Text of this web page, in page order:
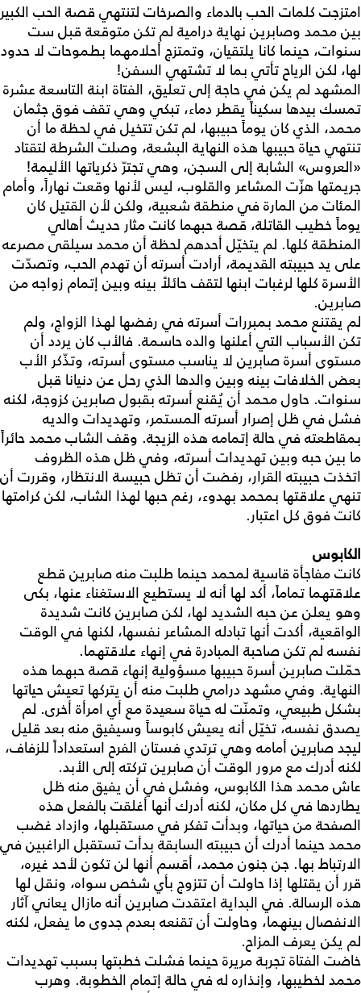
امتزجت كلمات الحب بالدماء والصرخات لتنتهي قصة الحب الكبير
بين محمد وصابرين نهاية درامية لم تكن متوقعة قبل ست
سنوات، حينما كانا يلتقيان، وتمتزج أحلامهما بطموحات لا حدود
لها، لكن الرياح تأتي بما لا تشتهي السفن!
المشهد لم يكن في حاجة إلى تعليق، الفتاة ابنة التاسعة عشرة
تمسك بيدها سكيناً يقطر دماء، تبكي وهي تقف فوق جثمان
محمد، الذي كان يوماً حبيبها، لم تكن تتخيل في لحظة ما أن
تنتهي حياة حبيبها هذه النهاية البشعة، وصلت الشرطة لتقتاد
«العروس» الشابة إلى السجن، وهي تجترّ ذكرياتها الأليمة!
جريمتها هزّت المشاعر والقلوب، ليس لأنها وقعت نهاراً، وأمام
المئات من المارة في منطقة شعبية، ولكن لأن القتيل كان
يوماً خطيب القاتلة، قصة حبهما كانت مثار حديث أهالي
المنطقة كلها. لم يتخيّل أحدهم لحظة أن محمد سيلقى مصرعه
على يد حبيبته القديمة، أرادت أسرته أن تهدم الحب، وتصدّت
الأسرة كلها لرغبات ابنها لتقف حائلاً بينه وبين إتمام زواجه من
صابرين.
لم يقتنع محمد بمبررات أسرته في رفضها لهذا الزواج، ولم
تكن الأسباب التي أعلنها والده حاسمة. فالأب كان يردد أن
مستوى أسرة صابرين لا يناسب مستوى أسرته، وتذّكر الأب
بعض الخلافات بينه وبين والدها الذي رحل عن دنيانا قبل
سنوات. حاول محمد أن يُقنع أسرته بقبول صابرين كزوجة، لكنه
فشل في ظل إصرار أسرته المستمر، وتهديدات والديه
بمقاطعته في حالة إتمامه هذه الزيجة. وقف الشاب محمد حائراً
ما بين حبه وبين تهديدات أسرته، وفي ظل هذه الظروف
اتخذت حبيبته القرار، رفضت أن تظل حبيسة الانتظار، وقررت أن
تنهي علاقتها بمحمد بهدوء، رغم حبها لهذا الشاب، لكن كرامتها
كانت فوق كل اعتبار.
الكابوس
كانت مفاجأة قاسية لمحمد حينما طلبت منه صابرين قطع
علاقتهما تماماً، أكد لها أنه لا يستطيع الاستغناء عنها، بكى
وهو يعلن عن حبه الشديد لها، لكن صابرين كانت شديدة
الواقعية، أكدت أنها تبادله المشاعر نفسها، لكنها في الوقت
نفسه لم تكن صاحبة المبادرة في إنهاء علاقتهما.
حمّلت صابرين أسرة حبيبها مسؤولية إنهاء قصة حبهما هذه
النهاية. وفي مشهد درامي طلبت منه أن يتركها تعيش حياتها
بشكل طبيعي، وتمنّت له حياة سعيدة مع أي امرأة أخرى. لم
يصدق نفسه، تخيّل أنه يعيش كابوساً وسيفيق منه بعد قليل
ليجد صابرين أمامه وهي ترتدي فستان الفرح استعداداً للزفاف،
لكنه أدرك مع مرور الوقت أن صابرين تركته إلى الأبد.
عاش محمد هذا الكابوس، وفشل في أن يفيق منه ظل
يطاردها في كل مكان، لكنه أدرك أنها أغلقت بالفعل هذه
الصفحة من حياتها، وبدأت تفكر في مستقبلها، وازداد غضب
محمد حينما أدرك أن حبيبته السابقة بدأت تستقبل الراغبين في
الارتباط بها. جن جنون محمد، أقسم أنها لن تكون لأحد غيره،
قرر أن يقتلها إذا حاولت أن تتزوج بأي شخص سواه، ونقل لها
هذه الرسالة. في البداية اعتقدت صابرين أنه مازال يعاني آثار
الانفصال بينهما، وحاولت أن تقنعه بعدم جدوى ما يفعل، لكنه
لم يكن يعرف المزاح.
خاضت الفتاة تجربة مريرة حينما فشلت خطبتها بسبب تهديدات
محمد لخطيبها، وإنذاره له في حالة إتمام الخطوبة. وهرب